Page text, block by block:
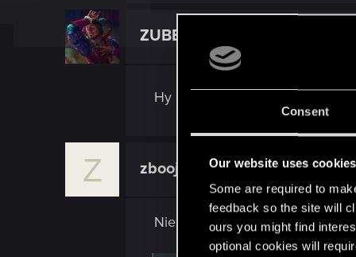
Consent
Our website uses cookies
Some are required to
feedback so the site will
ours you might find
optional cookies will
c
i
ZUBER92
Hy hy hy
Z zboojnik82 Rookie
Niestety nie mam napędu A,